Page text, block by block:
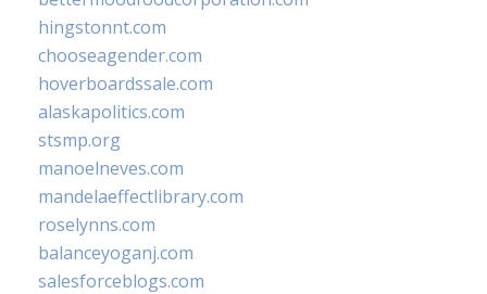
hingstonnt.com
chooseagender.com
hoverboardssale.com
alaskapolitics.com
stsmp.org
manoelneves.com
mandelaeffectlibrary.com
roselynns.com
balanceyoganj.com
salesforceblogs.com